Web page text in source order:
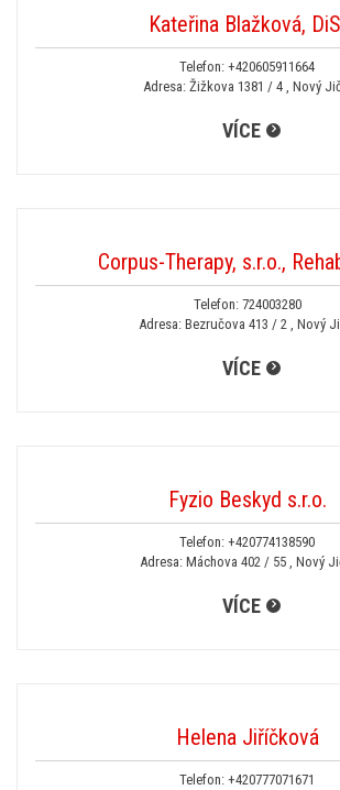
Kateřina Blažková,
Telefon: +420605911664
Adresa: Žižkova 1381 / 4 , Nový
VÍCE
Corpus-Therapy, s.r.o.,
Telefon: 724003280
Adresa: Bezručova 413 / 2 , Nový
VÍCE
Fyzio Beskyd s.r.o.
Telefon: +420774138590
Adresa: Máchova 402 / 55 , Nový
VÍCE
Helena Jiříčková
Telefon: +420777071671